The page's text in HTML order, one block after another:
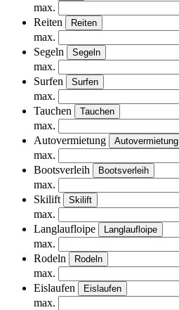
max.
Reiten
Reiten
max.
Segeln
Segeln
max.
Surfen
Surfen
max.
Tauchen
Tauchen
max.
Autovermietung
Autovermietung
max.
Bootsverleih
Bootsverleih
max.
Skilift
Skilift
max.
Langlaufloipe
Langlaufloipe
max.
Rodeln
Rodeln
max.
Eislaufen
Eislaufen
max.